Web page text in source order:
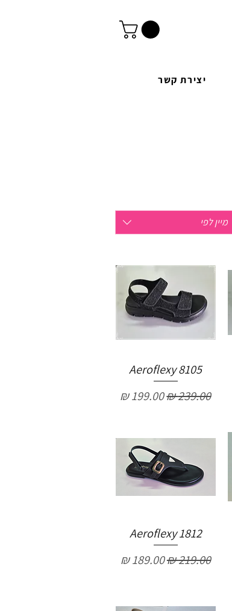
יצירת קשר
מיין לפי
Aeroflexy 8105
מחיר רגיל‏239.00 ‏₪ מחיר מבצע‏199.00 ‏₪
Aeroflexy 1812
מחיר רגיל‏219.00 ‏₪ מחיר מבצע‏189.00 ‏₪